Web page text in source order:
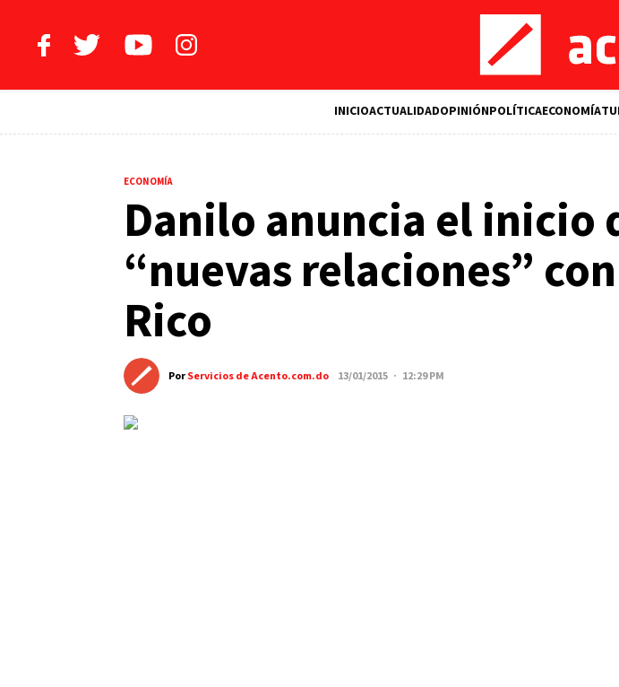
INICIOACTUALIDADOPINIÓNPOLÍTICAECONOMÍA
ECONOMÍA
Danilo anuncia el inicio
“nuevas relaciones”
Rico
PorServicios de Acento.com.do 13/01/2015 · 12:29 PM